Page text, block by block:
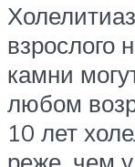
взрослого
камни
любом
10 лет